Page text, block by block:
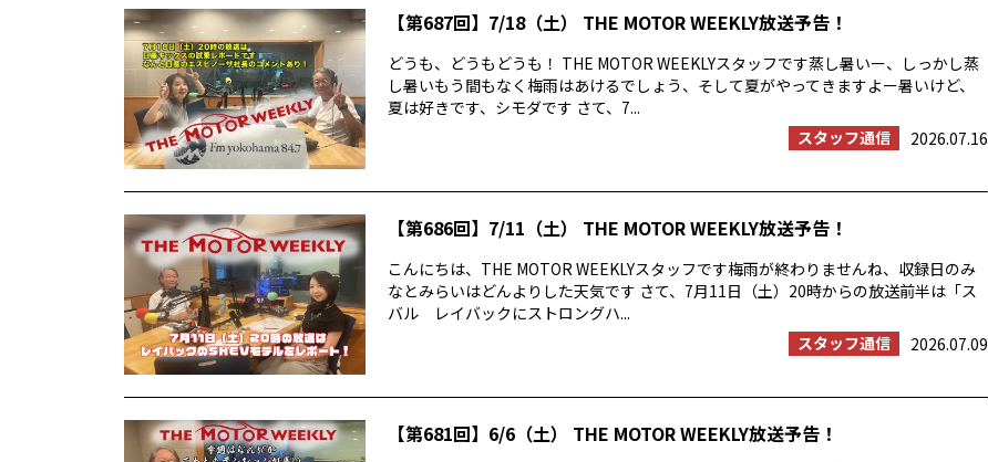
【第687回】7/18（土） THE MOTOR WEEKLY放送予告！
どうも、どうもどうも！ THE MOTOR WEEKLYスタッフです蒸し暑いー、しっかし蒸
し暑いもう間もなく梅雨はあけるでしょう、そして夏がやってきますよー暑いけど、
夏は好きです、シモダです さて、7...
スタッフ通信
2026.07.16
【第686回】7/11（土） THE MOTOR WEEKLY放送予告！
こんにちは、THE MOTOR WEEKLYスタッフです梅雨が終わりませんね、収録日のみ
なとみらいはどんよりした天気です さて、7月11日（土）20時からの放送前半は「ス
バル レイバックにストロングハ...
スタッフ通信
2026.07.09
【第681回】6/6（土） THE MOTOR WEEKLY放送予告！